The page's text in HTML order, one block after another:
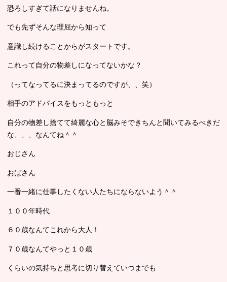
恐ろしすぎて話になりませんね。
でも先ずそんな理屈から知って
意識し続けることからがスタートです。
これって自分の物差しになってないかな？
（ってなってるに決まってるのですが、、笑）
相手のアドバイスをもっともっと
自分の物差し捨てて綺麗な心と脳みそできちんと聞いてみるべきだ
な、、、なんてね＾＾
おじさん
おばさん
一番一緒に仕事したくない人たちにならないよう＾＾
１００年時代
６０歳なんてこれから大人！
７０歳なんてやっと１０歳
くらいの気持ちと思考に切り替えていつまでも